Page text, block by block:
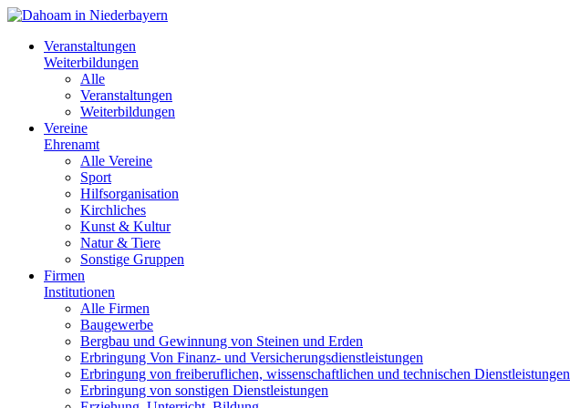
Veranstaltungen
Weiterbildungen
Alle
Veranstaltungen
Weiterbildungen
Vereine
Ehrenamt
Alle Vereine
Sport
Hilfsorganisation
Kirchliches
Kunst & Kultur
Natur & Tiere
Sonstige Gruppen
Firmen
Institutionen
Alle Firmen
Baugewerbe
Bergbau und Gewinnung von Steinen und Erden
Erbringung Von Finanz- und Versicherungsdienstleistungen
Erbringung von freiberuflichen, wissenschaftlichen und technischen Dienstleistungen
Erbringung von sonstigen Dienstleistungen